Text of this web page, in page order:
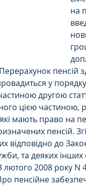
ДТП
на
пенсій
у
другою
цією частиною,
мають право на
пенсій.
відповідно до
та деяких
лютого 2008 року
пенсійне